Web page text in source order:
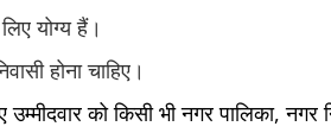
योग्य हैं।
होना चाहिए।
उम्मीदवार को किसी भी नगर पालिका,